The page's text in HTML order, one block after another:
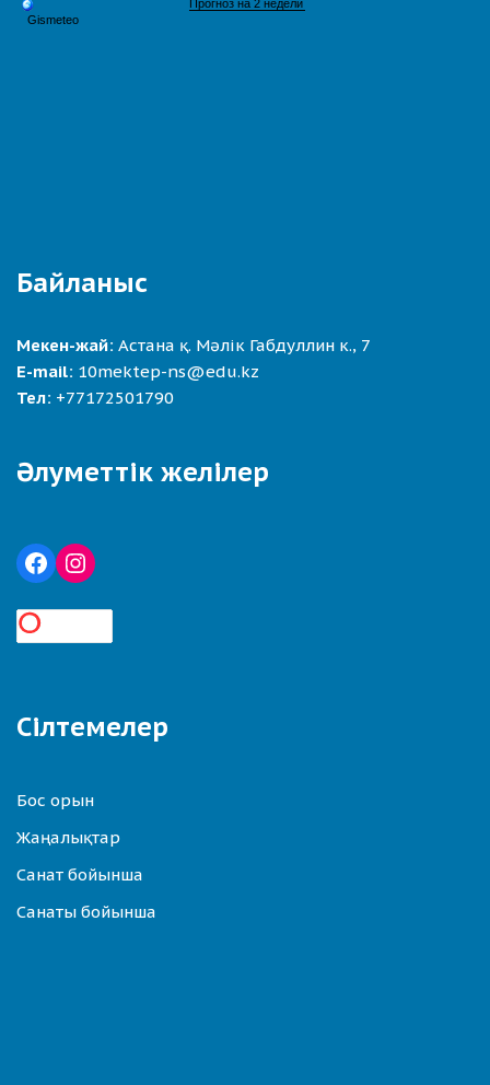
Байланыс
Мекен-жай: Астана қ. Мәлік Габдуллин к., 7
E-mail: 10mektep-ns@edu.kz
Тел: +77172501790
Әлуметтік желілер
Сілтемелер
Бос орын
Жаңалықтар
Санат бойынша
Санаты бойынша